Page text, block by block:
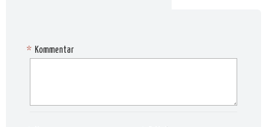
Kommentar
*